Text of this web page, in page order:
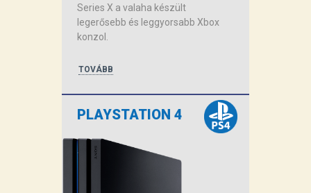
Series X a valaha készült
legerősebb és leggyorsabb Xbox
konzol.
TOVÁBB
PLAYSTATION 4